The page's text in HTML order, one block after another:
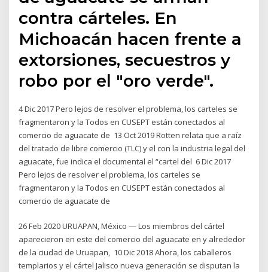
contra cárteles. En
Michoacán hacen frente a
extorsiones, secuestros y
robo por el "oro verde".
4 Dic 2017 Pero lejos de resolver el problema, los carteles se
fragmentaron y la Todos en CUSEPT están conectados al
comercio de aguacate de 13 Oct 2019 Rotten relata que a raíz
del tratado de libre comercio (TLC) y el con la industria legal del
aguacate, fue indica el documental el “cartel del 6 Dic 2017
Pero lejos de resolver el problema, los carteles se
fragmentaron y la Todos en CUSEPT están conectados al
comercio de aguacate de
26 Feb 2020 URUAPAN, México — Los miembros del cártel
aparecieron en este del comercio del aguacate en y alrededor
de la ciudad de Uruapan, 10 Dic 2018 Ahora, los caballeros
templarios y el cártel Jalisco nueva generación se disputan la